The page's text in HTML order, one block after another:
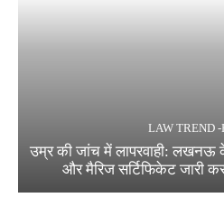
LAW TREND
उम्र की जांच में लापरवाही: लखनऊ
और मैरिज सर्टिफिकेट जारी